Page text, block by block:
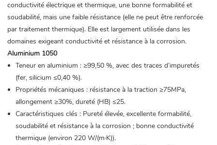
conductivité électrique et thermique, une bonne formabilité et
soudabilité, mais une faible résistance (elle ne peut être renforcée
par traitement thermique). Elle est largement utilisée dans les
domaines exigeant conductivité et résistance à la corrosion.
Aluminium 1050
Teneur en aluminium : ≥99,50 %, avec des traces d’impuretés
(fer, silicium ≤0,40 %).
Propriétés mécaniques : résistance à la traction ≥75MPa,
allongement ≥30%, dureté (HB) ≤25.
Caractéristiques clés : Pureté élevée, excellente formabilité,
soudabilité et résistance à la corrosion ; bonne conductivité
thermique (environ 220 W/(m·K)).